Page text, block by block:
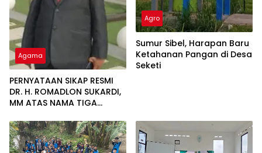
Agama
PERNYATAAN SIKAP RESMI
DR. H. ROMADLON SUKARDI,
MM ATAS NAMA TIGA
Agro
Sumur Sibel, Harapan Baru
Ketahanan Pangan di Desa
Seketi